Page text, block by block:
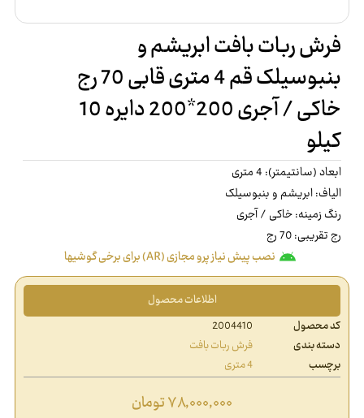
فرش ربات بافت ابریشم و
بنبوسیلک قم 4 متری قابی 70 رج
خاکی / آجری 200*200 دایره 10
کیلو
ابعاد (سانتیمتر): 4 متری
الیاف: ابریشم و بنبوسیلک
رنگ زمینه: خاکی / آجری
رج تقریبی: 70 رج
نصب پیش نیاز پرو مجازی (AR) برای برخی گوشیها
اطلاعات محصول
کد محصول
2004410
دسته بندی
فرش ربات بافت
برچسب
4 متری
۷۸,۰۰۰,۰۰۰تومان